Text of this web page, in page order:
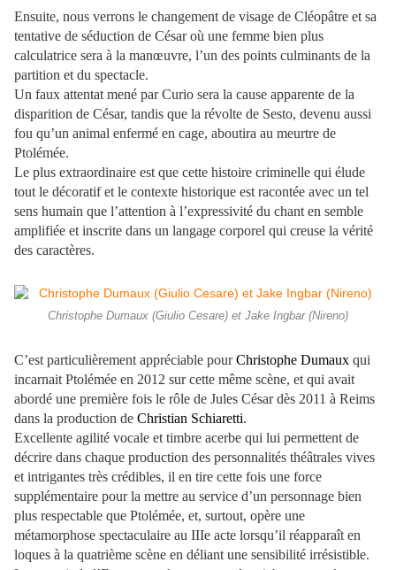
Ensuite, nous verrons le changement de visage de Cléopâtre et sa
tentative de séduction de César où une femme bien plus
calculatrice sera à la manœuvre, l’un des points culminants de la
partition et du spectacle.
Un faux attentat mené par Curio sera la cause apparente de la
disparition de César, tandis que la révolte de Sesto, devenu aussi
fou qu’un animal enfermé en cage, aboutira au meurtre de
Ptolémée.
Le plus extraordinaire est que cette histoire criminelle qui élude
tout le décoratif et le contexte historique est racontée avec un tel
sens humain que l’attention à l’expressivité du chant en semble
amplifiée et inscrite dans un langage corporel qui creuse la vérité
des caractères.
Christophe Dumaux (Giulio Cesare) et Jake Ingbar (Nireno)
C’est particulièrement appréciable pourChristophe Dumaux qui
incarnait Ptolémée en 2012 sur cette même scène, et qui avait
abordé une première fois le rôle de Jules César dès 2011 à Reims
dans la production de Christian Schiaretti.
Excellente agilité vocale et timbre acerbe qui lui permettent de
décrire dans chaque production des personnalités théâtrales vives
et intrigantes très crédibles, il en tire cette fois une force
supplémentaire pour la mettre au service d’un personnage bien
plus respectable que Ptolémée, et, surtout, opère une
métamorphose spectaculaire au IIIe acte lorsqu’il réapparaît en
loques à la quatrième scène en déliant une sensibilité irrésistible.